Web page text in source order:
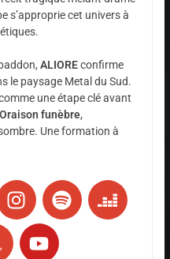
s’approprie cet univers à
ALIOREconfirme
le paysage Metal du Sud.
une étape clé avant
Oraison funèbre,
Une formation à